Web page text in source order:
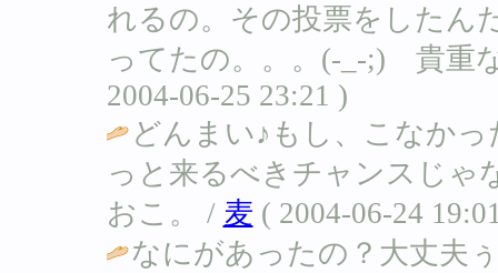
れるの。その投票をしたん
ってたの。。。(-_-;) 貴重
2004-06-25 23:21 )
どんまい♪もし、こなか
っと来るべきチャンスじゃ
おこ。 / 麦 ( 2004-06-24
なにがあったの？大丈夫